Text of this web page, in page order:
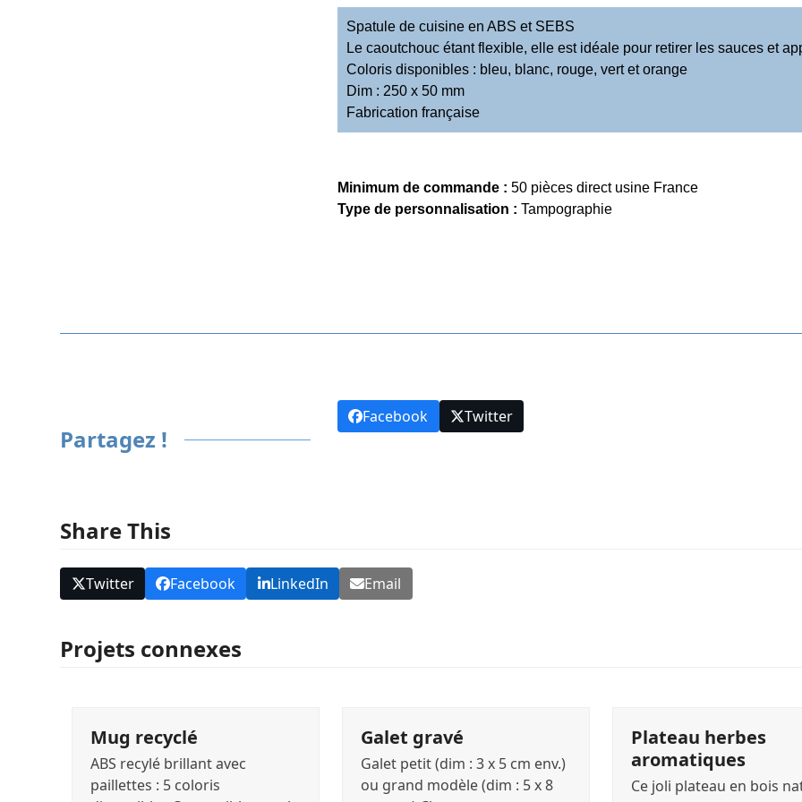
Spatule de cuisine en ABS et SEBS
Le caoutchouc étant flexible, elle est idéale pour retirer les sauces et
Coloris disponibles : bleu, blanc, rouge, vert et orange
Dim : 250 x 50 mm
Fabrication française
Minimum de commande : 50 pièces direct usine France
Type de personnalisation :Tampographie
Partagez !
Facebook Twitter
Share This
Twitter Facebook LinkedIn Email
Projets connexes
Mug recyclé
ABS recylé brillant avec
paillettes : 5 coloris
Galet gravé
Galet petit (dim : 3 x 5 cm env.)
ou grand modèle (dim : 5 x 8
Plateau herbes
aromatiques
Ce joli plateau en bois